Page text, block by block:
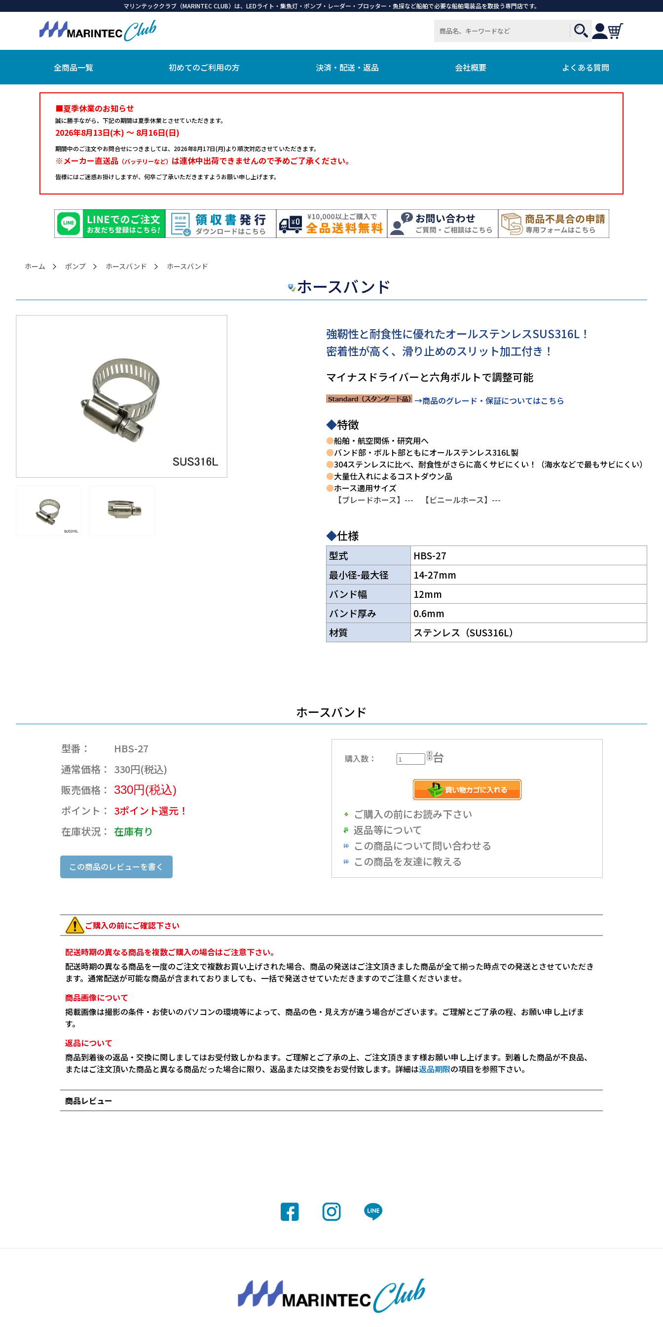
マリンテッククラブ（MARINTEC CLUB）は、LEDライト・集魚灯・ポンプ・レーダー・プロッター・魚探など船舶で必要な船舶電装品を取扱う専門店です。
全商品一覧 初めてのご利用の方 決済・配送・返品 会社概要 よくある質問
■夏季休業のお知らせ
誠に勝手ながら、下記の期間は夏季休業とさせていただきます。
2026年8月13日(木) ～ 8月16日(日)
期間中のご注文やお問合せにつきましては、 2026年8月17日(月)より順次対応させていただきます。
※メーカー直送品 （バッテリーなど） は連休中出荷できませんので予めご了承ください。
皆様にはご迷惑お掛けしますが、何卒ご了承いただきますようお願い申し上げます。
ホーム ポンプ ホースバンド >ホースバンド
ホースバンド
強靭性と耐食性に優れたオールステンレスSUS316L！
密着性が高く、滑り止めのスリット加工付き！
マイナスドライバーと六角ボルトで調整可能
→商品のグレード・保証についてはこちら
◆特徴
●船舶・航空関係・研究用へ
●バンド部・ボルト部ともにオールステンレス316L製
●304ステンレスに比べ、耐食性がさらに高くサビにくい！（海水などで最もサビにくい）
●大量仕入れによるコストダウン品
●ホース適用サイズ
【ブレードホース】--- 【ビニールホース】---
◆仕様
型式
HBS-27
最小径-最大径
14-27mm
バンド幅
12mm
バンド厚み
0.6mm
材質
ステンレス（SUS316L）
ホースバンド
型番：
HBS-27
通常価格： 330円(税込)
販売価格： 330円(税込)
ポイント： 3ポイント還元！
在庫状況： 在庫有り
この商品のレビューを書く
購入数： 台
ご購入の前にお読み下さい
返品等について
この商品について問い合わせる
この商品を友達に教える
ご購入の前にご確認下さい
配送時期の異なる商品を複数ご購入の場合はご注意下さい。
配送時期の異なる商品を一度のご注文で複数お買い上げされた場合、商品の発送はご注文頂きました商品が全て揃った時点での発送とさせていただき
ます。通常配送が可能な商品が含まれておりましても、一括で発送させていただきますのでご注意くださいませ。
商品画像について
掲載画像は撮影の条件・お使いのパソコンの環境等によって、商品の色・見え方が違う場合がございます。ご理解とご了承の程、お願い申し上げま
す。
返品について
商品到着後の返品・交換に関しましてはお受付致しかねます。ご理解とご了承の上、ご注文頂きます様お願い申し上げます。到着した商品が不良品、
またはご注文頂いた商品と異なる商品だった場合に限り、返品または交換をお受付致します。詳細は返品期限の項目を参照下さい。
商品レビュー